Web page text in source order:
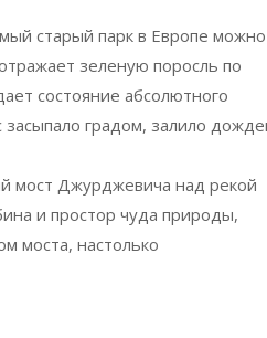
старый парк в Европе можно
зеленую поросль по
состояние абсолютного
градом, залило
мост Джурджевича над рекой
и простор чуда природы,
моста, настолько